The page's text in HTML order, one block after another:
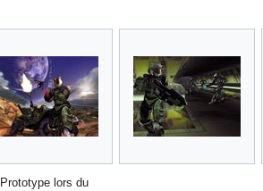
Prototype lors du